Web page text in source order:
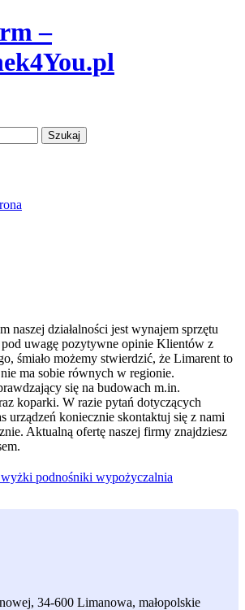
–
naszej działalności jest wynajem sprzętu
uwagę pozytywne opinie Klientów z
śmiało możemy stwierdzić, że Limarent to
ma sobie równych w regionie.
się na budowach m.in.
koparki. W razie pytań dotyczących
urządzeń koniecznie skontaktuj się z nami
Aktualną ofertę naszej firmy znajdziesz
podnośniki wypożyczalnia
, 34-600 Limanowa, małopolskie